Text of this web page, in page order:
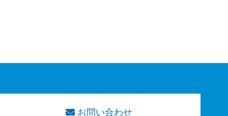
お問い合わせ